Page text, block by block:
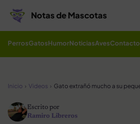
Notas de Mascotas
PerrosGatosHumorNoticiasAvesContacto
Inicio Videos
Escrito por
Ramiro Libreros